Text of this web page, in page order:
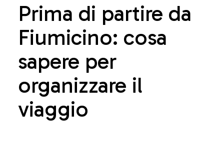
Prima di partire da
Fiumicino: cosa
sapere per
organizzare il
viaggio